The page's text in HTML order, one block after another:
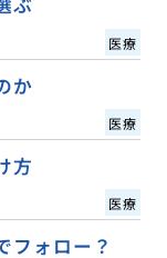
医療
か
医療
方
医療
フォロー？